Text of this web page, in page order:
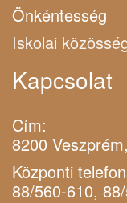
Önkéntesség
Iskolai
Kapcsolat
Cím:
8200
Központi
88/560-610,